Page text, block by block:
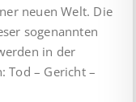
neuen Welt. Die
sogenannten
in der
Tod – Gericht –